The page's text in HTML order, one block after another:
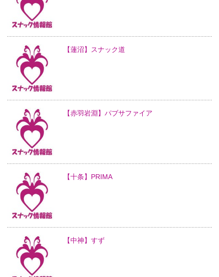
【蓮沼】スナック道
【赤羽岩淵】パブサファイア
【十条】PRIMA
【中神】すず